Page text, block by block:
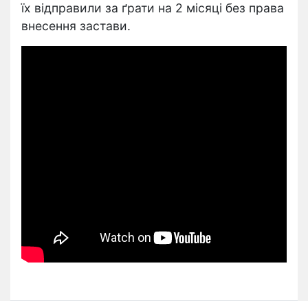
їх відправили за ґрати на 2 місяці без права
внесення застави.